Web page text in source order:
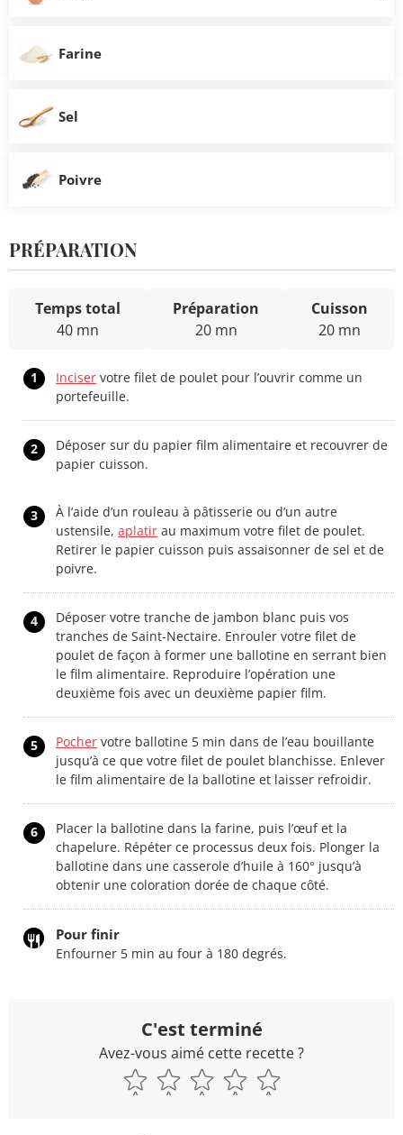
Farine
Sel
Poivre
PRÉPARATION
Temps total
40 mn
Préparation
20 mn
Cuisson
20 mn
1 Inciser votre filet de poulet pour l’ouvrir comme un
portefeuille.
2
Déposer sur du papier film alimentaire et recouvrer de
papier cuisson.
3
À l’aide d’un rouleau à pâtisserie ou d’un autre
ustensile, aplatir au maximum votre filet de poulet.
Retirer le papier cuisson puis assaisonner de sel et de
poivre.
4
Déposer votre tranche de jambon blanc puis vos
tranches de Saint-Nectaire. Enrouler votre filet de
poulet de façon à former une ballotine en serrant bien
le film alimentaire. Reproduire l’opération une
deuxième fois avec un deuxième papier film.
5 Pocher votre ballotine 5 min dans de l’eau bouillante
jusqu’à ce que votre filet de poulet blanchisse. Enlever
le film alimentaire de la ballotine et laisser refroidir.
6
Placer la ballotine dans la farine, puis l’œuf et la
chapelure. Répéter ce processus deux fois. Plonger la
ballotine dans une casserole d’huile à 160° jusqu’à
obtenir une coloration dorée de chaque côté.
Pour finir
Enfourner 5 min au four à 180 degrés.
C'est terminé
Avez-vous aimé cette recette ?